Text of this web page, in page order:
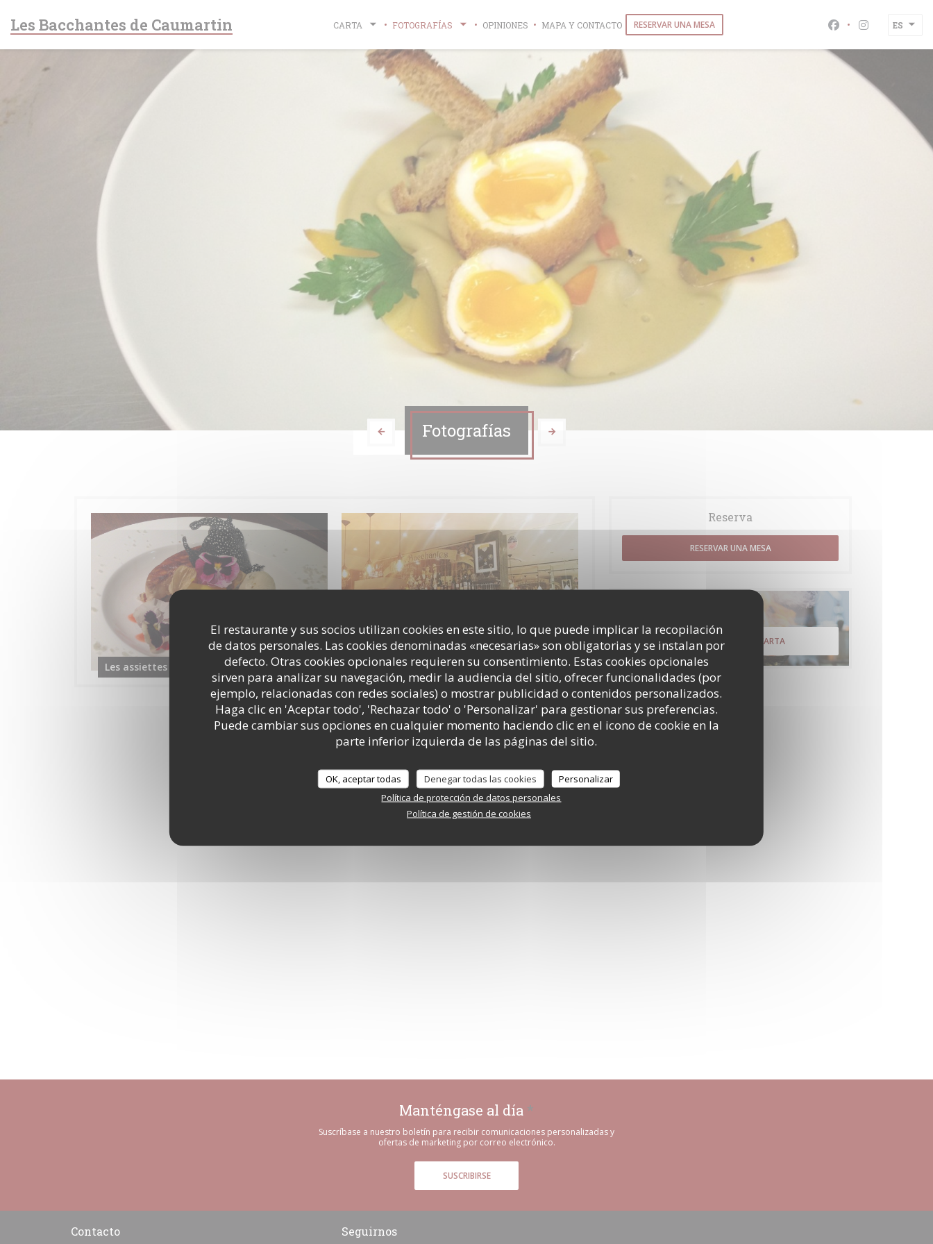
El restaurante y sus socios utilizan cookies en este sitio, lo que puede implicar la recopilación
de datos personales. Las cookies denominadas «necesarias» son obligatorias y se instalan por
defecto. Otras cookies opcionales requieren su consentimiento. Estas cookies opcionales
sirven para analizar su navegación, medir la audiencia del sitio, ofrecer funcionalidades (por
ejemplo, relacionadas con redes sociales) o mostrar publicidad o contenidos personalizados.
Haga clic en 'Aceptar todo', 'Rechazar todo' o 'Personalizar' para gestionar sus preferencias.
Puede cambiar sus opciones en cualquier momento haciendo clic en el icono de cookie en la
parte inferior izquierda de las páginas del sitio.
OK, aceptar todas Denegar todas las cookies
Personalizar
Política de protección de datos personales
Política de gestión de cookies
Les Bacchantes de Caumartin CARTA FOTOGRAFÍAS OPINIONES MAPA Y CONTACTO RESERVAR UNA MESA Facebook ((abre
Instagram
ES
Fotografías
Les assiettes Le resto
Tour virtual
Reserva
RESERVAR UNA MESA
DESCUBRIR NUESTRA CARTA
Manténgase al día *
Suscríbase a nuestro boletín para recibir comunicaciones personalizadas y
ofertas de marketing por correo electrónico.
SUSCRIBIRSE
Contacto Seguirnos